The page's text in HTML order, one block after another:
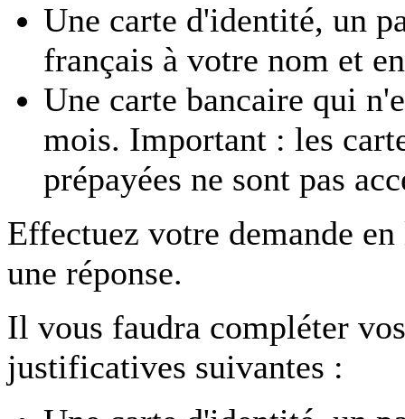
Une carte d'identité, un
français à votre nom et
Une carte bancaire qui
mois. Important : les
prépayées ne sont pas
Effectuez votre demande
une réponse.
Il vous faudra compléter
justificatives suivantes :